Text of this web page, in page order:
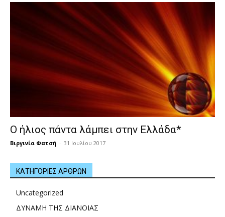
Ο ήλιος πάντα λάμπει στην Ελλάδα*
Βιργινία Φατσή - 31 Ιουλίου 2017
ΚΑΤΗΓΟΡΙΕΣ ΑΡΘΡΩΝ
Uncategorized
ΔΥΝΑΜΗ ΤΗΣ ΔΙΑΝΟΙΑΣ